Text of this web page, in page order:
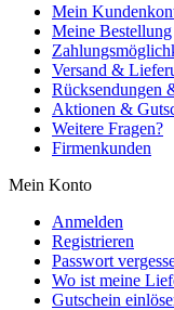
Mein
Meine Bestellung
Versand &
Rücksendungen
Aktionen &
Weitere Fragen?
Firmenkunden
Mein Konto
Anmelden
Registrieren
Passwort
Wo ist meine
Gutschein